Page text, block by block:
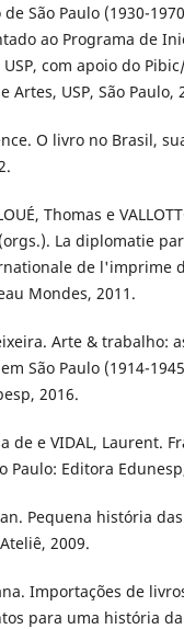
São Paulo (1930-
ao Programa de
com apoio do
Artes, USP, São Paulo,
O livro no Brasil,
Thomas e
La diplomatie
de l'imprime
Mondes, 2011.
Arte & trabalho:
São Paulo (1914-
2016.
de e VIDAL, Laurent.
Paulo: Editora
Pequena história
2009.
Importações de
para uma história